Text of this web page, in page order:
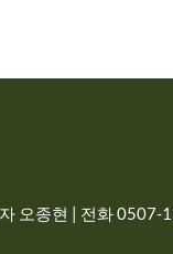
오종현 | 전화